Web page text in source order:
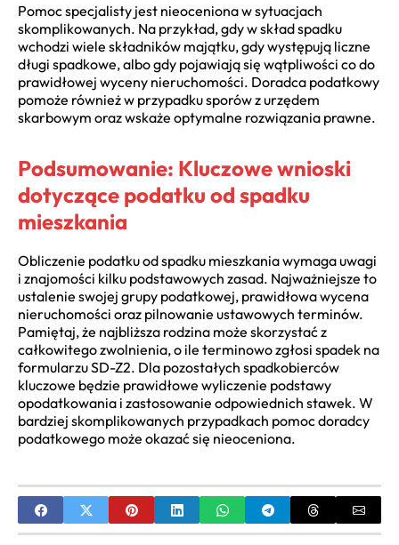
Pomoc specjalisty jest nieoceniona w sytuacjach
skomplikowanych. Na przykład, gdy w skład spadku
wchodzi wiele składników majątku, gdy występują liczne
długi spadkowe, albo gdy pojawiają się wątpliwości co do
prawidłowej wyceny nieruchomości. Doradca podatkowy
pomoże również w przypadku sporów z urzędem
skarbowym oraz wskaże optymalne rozwiązania prawne.
Podsumowanie: Kluczowe wnioski
dotyczące podatku od spadku
mieszkania
Obliczenie podatku od spadku mieszkania wymaga uwagi
i znajomości kilku podstawowych zasad. Najważniejsze to
ustalenie swojej grupy podatkowej, prawidłowa wycena
nieruchomości oraz pilnowanie ustawowych terminów.
Pamiętaj, że najbliższa rodzina może skorzystać z
całkowitego zwolnienia, o ile terminowo zgłosi spadek na
formularzu SD-Z2. Dla pozostałych spadkobierców
kluczowe będzie prawidłowe wyliczenie podstawy
opodatkowania i zastosowanie odpowiednich stawek. W
bardziej skomplikowanych przypadkach pomoc doradcy
podatkowego może okazać się nieoceniona.